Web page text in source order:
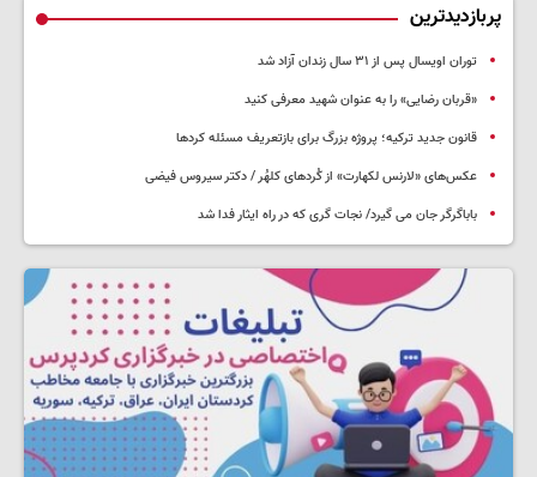
پربازدیدترین
توران اویسال پس از ۳۱ سال زندان آزاد شد
«قربان رضایی» را به عنوان شهید معرفی کنید
قانون جدید ترکیه؛ پروژه بزرگ‌ برای بازتعریف مسئله کردها
عکس‌های «لارنس لکهارت» از کُردهای کلهُر / دکتر سیروس فیضی
باباگرگر جان می گیرد/ نجات گری که در راه ایثار فدا شد